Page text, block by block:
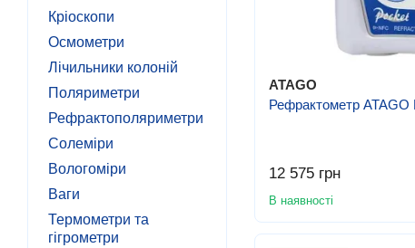
ATAGO
Рефрактометр ATAGO
12 575 грн
В наявності
Кріоскопи
Осмометри
Лічильники колоній
Поляриметри
Рефрактополяриметри
Солеміри
Вологоміри
Ваги
Термометри та
гігрометри